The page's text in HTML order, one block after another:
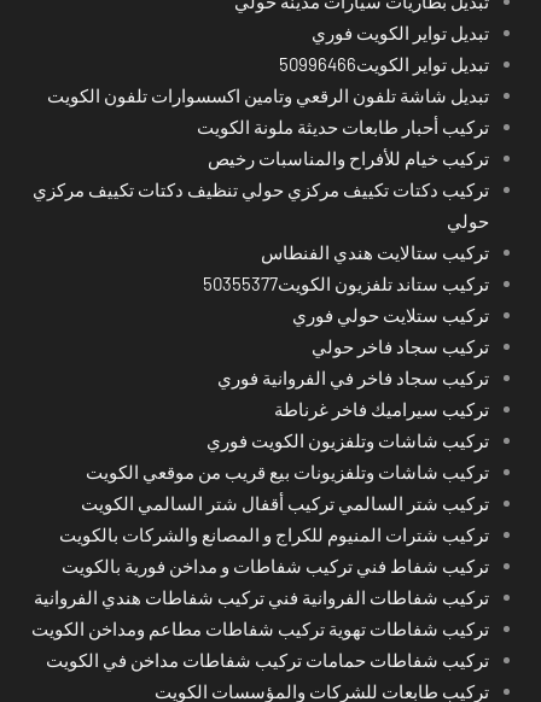
تبديل تواير الكويت فوري
تبديل تواير الكويت50996466
تبديل شاشة تلفون الرقعي وتامين اكسسوارات تلفون الكويت
تركيب أحبار طابعات حديثة ملونة الكويت
تركيب خيام للأفراح والمناسبات رخيص
تركيب دكتات تكييف مركزي حولي تنظيف دكتات تكييف مركزي
حولي
تركيب ستالايت هندي الفنطاس
تركيب ستاند تلفزيون الكويت50355377
تركيب ستلايت حولي فوري
تركيب سجاد فاخر حولي
تركيب سجاد فاخر في الفروانية فوري
تركيب سيراميك فاخر غرناطة
تركيب شاشات وتلفزيون الكويت فوري
تركيب شاشات وتلفزيونات بيع قريب من موقعي الكويت
تركيب شتر السالمي تركيب أقفال شتر السالمي الكويت
تركيب شترات المنيوم للكراج و المصانع والشركات بالكويت
تركيب شفاط فني تركيب شفاطات و مداخن فورية بالكويت
تركيب شفاطات الفروانية فني تركيب شفاطات هندي الفروانية
تركيب شفاطات تهوية تركيب شفاطات مطاعم ومداخن الكويت
تركيب شفاطات حمامات تركيب شفاطات مداخن في الكويت
تركيب طابعات للشركات والمؤسسات الكويت